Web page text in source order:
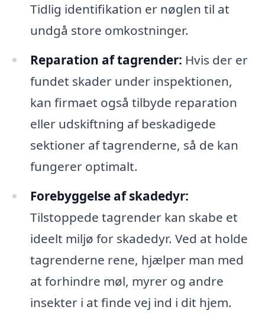
Tidlig identifikation er nøglen til at
undgå store omkostninger.
Reparation af tagrender: Hvis der er
fundet skader under inspektionen,
kan firmaet også tilbyde reparation
eller udskiftning af beskadigede
sektioner af tagrenderne, så de kan
fungerer optimalt.
Forebyggelse af skadedyr:
Tilstoppede tagrender kan skabe et
ideelt miljø for skadedyr. Ved at holde
tagrenderne rene, hjælper man med
at forhindre møl, myrer og andre
insekter i at finde vej ind i dit hjem.